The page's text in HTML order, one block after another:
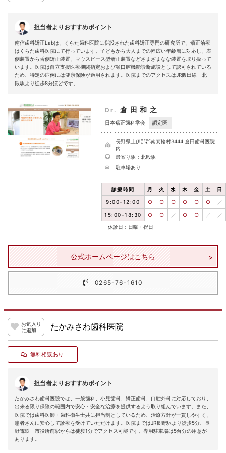
担当者よりおすすめポイント
南信歯科矯正Labは、くらた歯科医院に併設された歯科矯正専門の研究所で、矯正治療
はくらた歯科医院にて行っています。子どもから大人までの幅広い年齢層に対応し、表
側装置から舌側矯正装置、マウスピース型矯正装置などさまざまなな装置を取り扱って
います。医院は自立支援医療機関指定および顎口腔機能診断施設として認可されている
ため、特定の症例には健康保険が適用されます。医院までのアクセスはJR飯田線 北
殿駅より徒歩8分ほどです。
Dr. 倉田和之
日本矯正歯科学会 認定医
長野県上伊那郡南箕輪村3444 倉田歯科医院
内
最寄り駅：北殿駅
駐車場あり
診療時間 月 火 水 木 金 土 日
9:00-12:00 ○ ○ ○ ○ ○ ○ ／
15:00-18:30 ○ ○ ／ ○ ○ ／ ／
休診日：日曜・祝日
公式ホームページはこちら
0265-76-1610
お気入り
に追加
たかみさわ歯科医院
無料相談あり
担当者よりおすすめポイント
たかみさわ歯科医院では、一般歯科、小児歯科、矯正歯科、口腔外科に対応しており、
出来る限り保険の範囲内で安心・安全な治療を提供するよう取り組んでいます。また、
医院では歯科医師・歯科衛生士共に担当制としているため、治療方針が一貫しやすく、
患者さんに安心して診療を受けていただけます。医院まではJR長野駅より徒歩5分、長
野電鉄 市役所前駅からは徒歩1分でアクセス可能です。専用駐車場は5台分の用意が
あります。